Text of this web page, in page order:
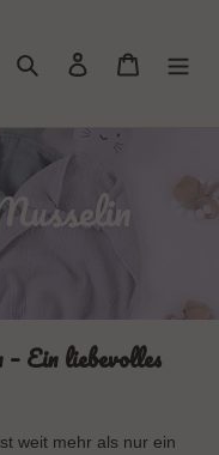
RechercherSe connecter
Panier
Ein liebevolles
weit mehr als nur ein